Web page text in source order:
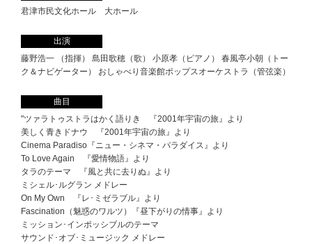
君津市民文化ホール 大ホール
出演
藤野浩一 （指揮） 島田歌穂（歌） 小原孝（ピアノ） 春風亭小朝（トー
ク＆ナビゲーター） おしゃべり音楽館ポップスオーケストラ（管弦楽）
曲目
"ツァラトゥストラはかく語りき 『2001年宇宙の旅』より
美しく青きドナウ 『2001年宇宙の旅』より
Cinema Paradiso『ニュー・シネマ・パラダイス』より
To Love Again 『愛情物語』より
タラのテーマ 『風と共に去りぬ』より
ミシェル･ルグラン メドレー
On My Own 『レ･ミゼラブル』より
Fascination（魅惑のワルツ）『昼下がりの情事』より
ミッション･インポッシブルのテーマ
サウンド･オブ･ミュージック メドレー